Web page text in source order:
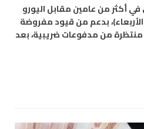
أكثر من عامين مقابل اليورو
بدعم من قيود مفروضة
منتظرة من مدفوعات ضريبية، بعد